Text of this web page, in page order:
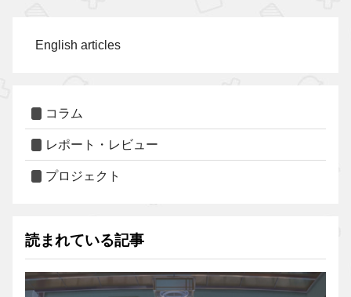
English articles
コラム
レポート・レビュー
プロジェクト
読まれている記事